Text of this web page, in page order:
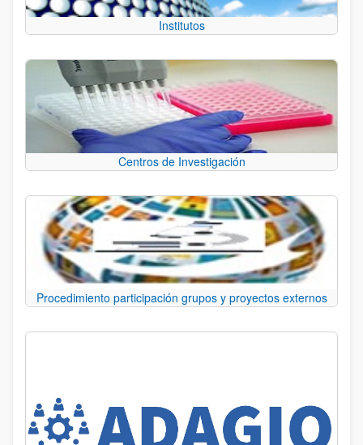
Institutos
Centros de Investigación
Procedimiento participación grupos y proyectos externos